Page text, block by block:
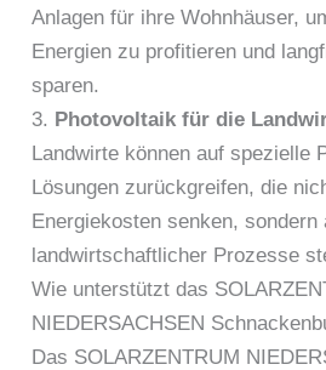
Anlagen für ihre Wohnhäuser,
Energien zu profitieren und
sparen.
3. Photovoltaik für die
Landwirte können auf spezielle
Lösungen zurückgreifen, die
Energiekosten senken,
landwirtschaftlicher Prozesse
Wie unterstützt das
NIEDERSACHSEN
Das SOLARZENTRUM